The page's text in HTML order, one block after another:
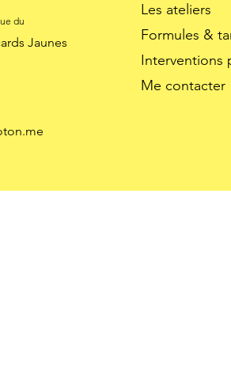
du
Jaunes
Les ateliers
Formules &
Interventions
Me contacter